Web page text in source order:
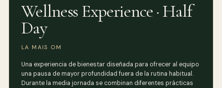
Wellness Experience · Half
Day
LA MAIS OM
Una experiencia de bienestar diseñada para ofrecer al equipo
una pausa de mayor profundidad fuera de la rutina habitual.
Durante la media jornada se combinan diferentes prácticas